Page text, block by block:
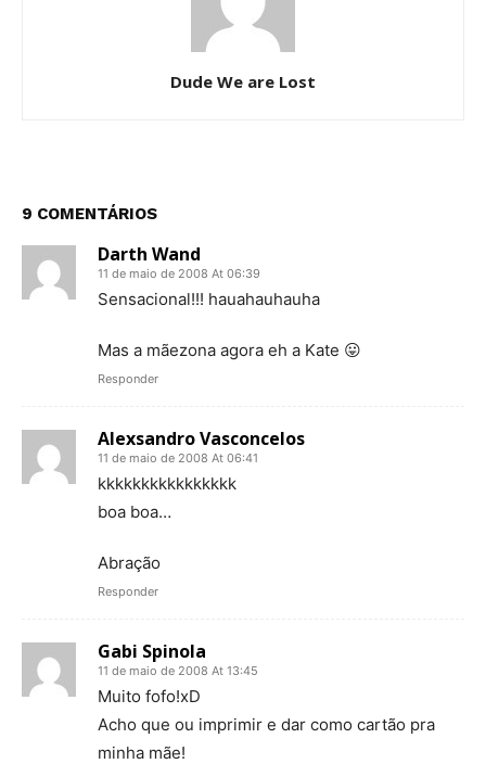
Dude We are Lost
9 COMENTÁRIOS
Darth Wand
11 de maio de 2008 At 06:39
Sensacional!!! hauahauhauha
Mas a mãezona agora eh a Kate 😛
Responder
Alexsandro Vasconcelos
11 de maio de 2008 At 06:41
kkkkkkkkkkkkkkkk
boa boa…
Abração
Responder
Gabi Spinola
11 de maio de 2008 At 13:45
Muito fofo!xD
Acho que ou imprimir e dar como cartão pra
minha mãe!